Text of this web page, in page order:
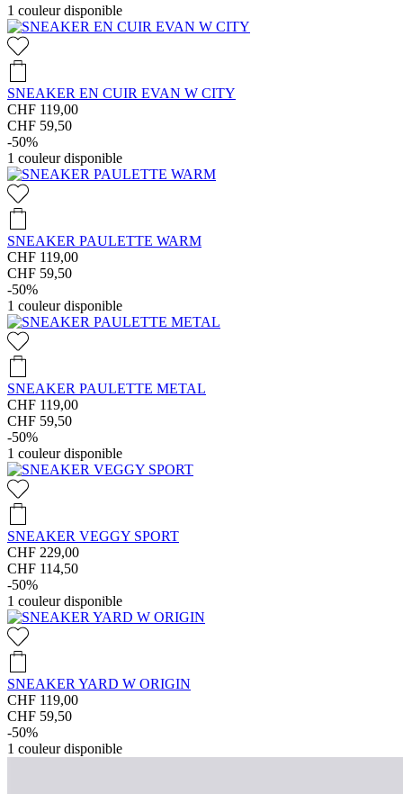
1 couleur disponible
SNEAKER EN CUIR EVAN W CITY
CHF 119,00
CHF 59,50
-50%
1 couleur disponible
SNEAKER PAULETTE WARM
CHF 119,00
CHF 59,50
-50%
1 couleur disponible
SNEAKER PAULETTE METAL
CHF 119,00
CHF 59,50
-50%
1 couleur disponible
SNEAKER VEGGY SPORT
CHF 229,00
CHF 114,50
-50%
1 couleur disponible
SNEAKER YARD W ORIGIN
CHF 119,00
CHF 59,50
-50%
1 couleur disponible